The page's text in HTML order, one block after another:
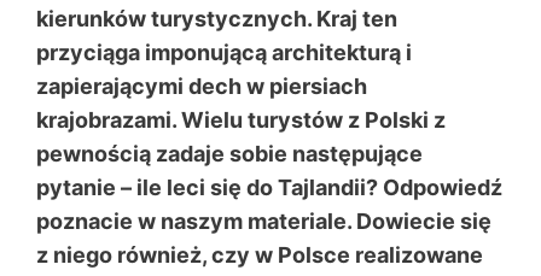
kierunków turystycznych. Kraj ten
przyciąga imponującą architekturą i
zapierającymi dech w piersiach
krajobrazami. Wielu turystów z Polski z
pewnością zadaje sobie następujące
pytanie – ile leci się do Tajlandii? Odpowiedź
poznacie w naszym materiale. Dowiecie się
z niego również, czy w Polsce realizowane